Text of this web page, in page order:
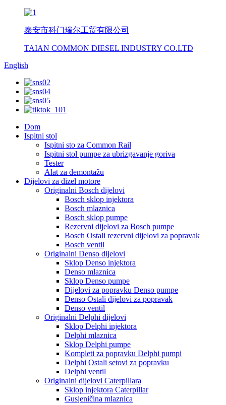
泰安市科门瑞尔工贸有限公司
TAIAN COMMON DIESEL INDUSTRY CO.LTD
English
Dom
Ispitni stol
Ispitni sto za Common Rail
Ispitni stol pumpe za ubrizgavanje goriva
Tester
Alat za demontažu
Dijelovi za dizel motore
Originalni Bosch dijelovi
Bosch sklop injektora
Bosch mlaznica
Bosch sklop pumpe
Rezervni dijelovi za Bosch pumpe
Bosch Ostali rezervni dijelovi za popravak
Bosch ventil
Originalni Denso dijelovi
Sklop Denso injektora
Denso mlaznica
Sklop Denso pumpe
Dijelovi za popravku Denso pumpe
Denso Ostali dijelovi za popravak
Denso ventil
Originalni Delphi dijelovi
Sklop Delphi injektora
Delphi mlaznica
Sklop Delphi pumpe
Kompleti za popravku Delphi pumpi
Delphi Ostali setovi za popravku
Delphi ventil
Originalni dijelovi Caterpillara
Sklop injektora Caterpillar
Gusjeničina mlaznica